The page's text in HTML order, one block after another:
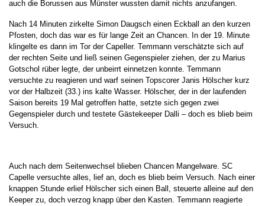
auch die Borussen aus Münster wussten damit nichts anzufangen.
Nach 14 Minuten zirkelte Simon Daugsch einen Eckball an den kurzen
Pfosten, doch das war es für lange Zeit an Chancen. In der 19. Minute
klingelte es dann im Tor der Capeller. Temmann verschätzte sich auf
der rechten Seite und ließ seinen Gegenspieler ziehen, der zu Marius
Gotschol rüber legte, der unbeirrt einnetzen konnte. Temmann
versuchte zu reagieren und warf seinen Topscorer Janis Hölscher kurz
vor der Halbzeit (33.) ins kalte Wasser. Hölscher, der in der laufenden
Saison bereits 19 Mal getroffen hatte, setzte sich gegen zwei
Gegenspieler durch und testete Gästekeeper Dalli – doch es blieb beim
Versuch.
Auch nach dem Seitenwechsel blieben Chancen Mangelware. SC
Capelle versuchte alles, lief an, doch es blieb beim Versuch. Nach einer
knappen Stunde erlief Hölscher sich einen Ball, steuerte alleine auf den
Keeper zu, doch verzog knapp über den Kasten. Temmann reagierte